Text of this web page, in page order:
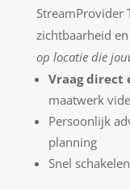
StreamProvider
zichtbaarheid
op locatie die
Vraag direct
maatwerk
Persoonlijk
planning
Snel